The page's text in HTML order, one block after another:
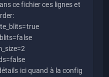
ce fichier ces lignes et
ici quand à la config